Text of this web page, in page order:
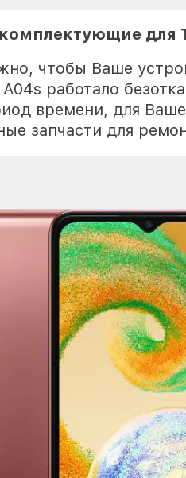
для
чтобы Ваше
работало
времени, для
запчасти для